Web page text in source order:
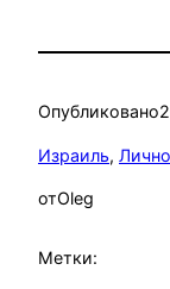
Опубликовано
Израиль,
отOleg
Метки: